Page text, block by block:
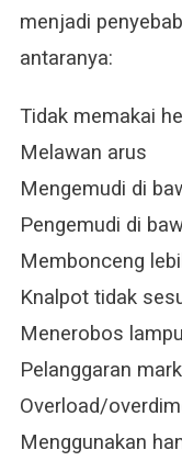
menjadi
antaranya:
Tidak memakai
Melawan arus
Mengemudi di
Pengemudi di
Membonceng
Knalpot tidak
Menerobos
Pelanggaran
Overload/
Menggunakan